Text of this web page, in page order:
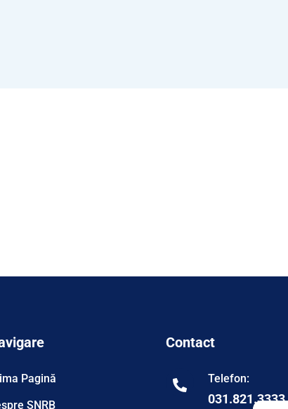
Pagină
SNRB
Contact
Telefon:
031.821.3333